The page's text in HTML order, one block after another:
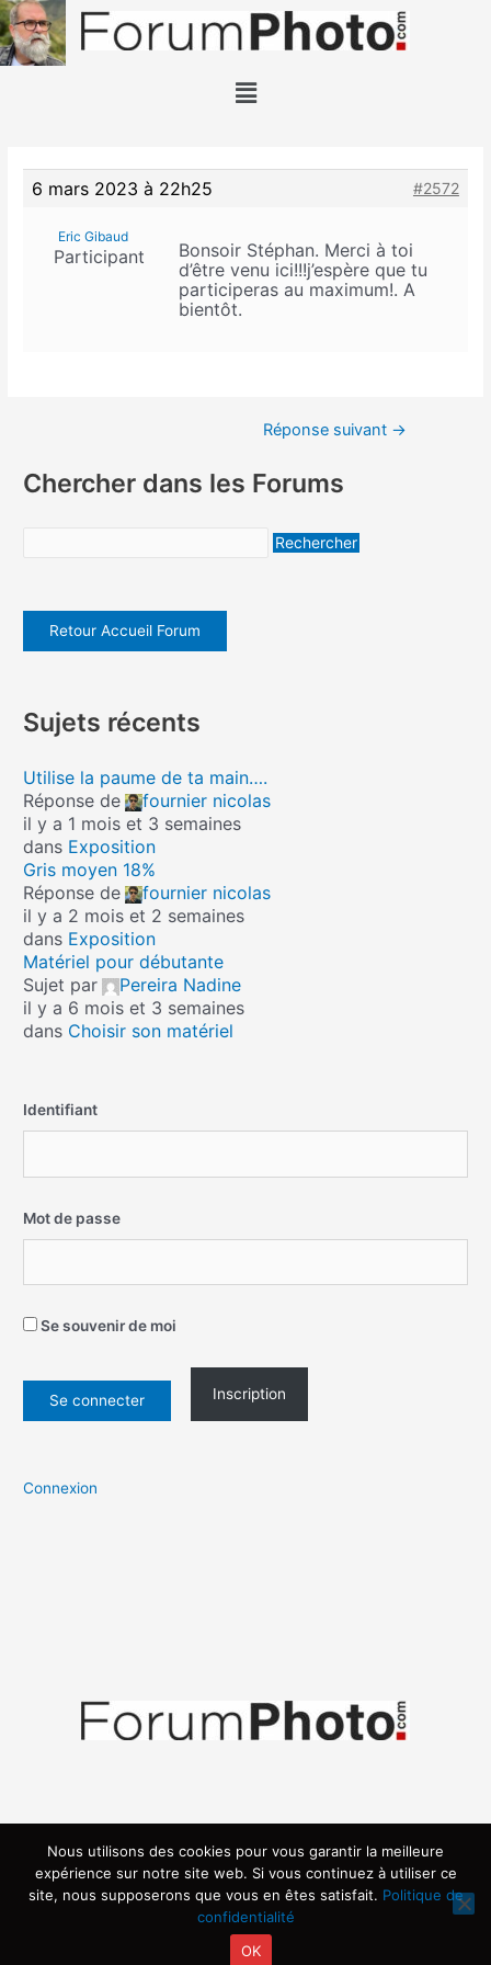
6 mars 2023 à 22h25 #2572
Eric Gibaud
Participant
Bonsoir Stéphan. Merci à toi
d’être venu ici!!!j’espère que tu
participeras au maximum!. A
bientôt.
Réponse suivant →
Chercher dans les Forums
Retour Accueil Forum
Sujets récents
Utilise la paume de ta main….
Réponse de
fournier nicolas
il y a 1 mois et 3 semaines
dans Exposition
Gris moyen 18%
Réponse de
fournier nicolas
il y a 2 mois et 2 semaines
dans Exposition
Matériel pour débutante
Sujet par
Pereira Nadine
il y a 6 mois et 3 semaines
dans Choisir son matériel
Identifiant
Mot de passe
Se souvenir de moi
Inscription
Connexion
Copyright © 2026 | Propulsé par ARVIA
Nous utilisons des cookies pour vous garantir la meilleure
expérience sur notre site web. Si vous continuez à utiliser ce
site, nous supposerons que vous en êtes satisfait. Politique de
confidentialité
OK